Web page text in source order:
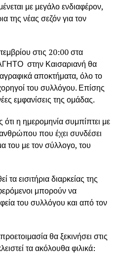
με μεγάλο ενδιαφέρον,
της νέας σεζόν για τον
στις 20:00 στα
στην Καισαριανή θα
αποκτήματα, όλο το
του συλλόγου. Επίσης
εμφανίσεις της ομάδας.
ότι η ημερομηνία συμπίπτει με
που έχει συνδέσει
του με τον σύλλογο, του
τα εισιτήρια διαρκείας της
μπορούν να
του συλλόγου και από τον
θα ξεκινήσει στις
τα ακόλουθα φιλικά: